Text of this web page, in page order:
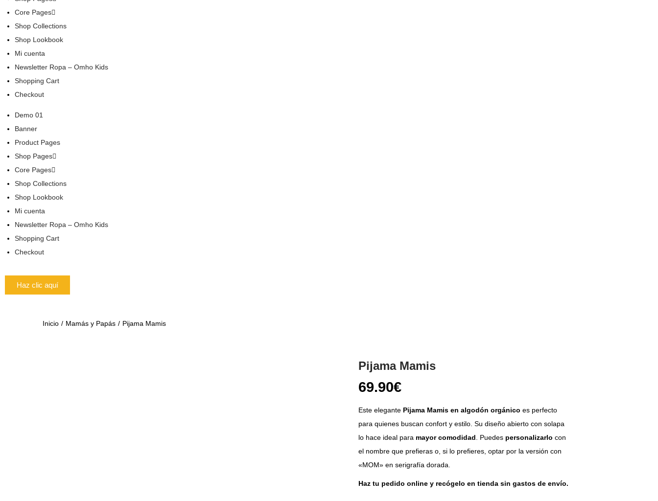
Core Pages
Shop Collections
Shop Lookbook
Mi cuenta
Newsletter Ropa – Omho Kids
Shopping Cart
Checkout
Demo 01
Banner
Product Pages
Shop Pages
Core Pages
Shop Collections
Shop Lookbook
Mi cuenta
Newsletter Ropa – Omho Kids
Shopping Cart
Checkout
Haz clic aquí
Inicio / Mamás y Papás / Pijama Mamis
Pijama Mamis
69.90€
Este elegante Pijama Mamis en algodón orgánico es perfecto
para quienes buscan confort y estilo. Su diseño abierto con solapa
lo hace ideal para mayor comodidad . Puedes personalizarlo con
el nombre que prefieras o, si lo prefieres, optar por la versión con
«MOM» en serigrafía dorada.
Haz tu pedido online y recógelo en tienda sin gastos de envío.